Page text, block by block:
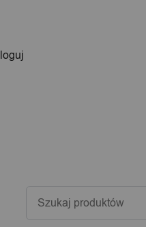
Wyszukiwarka
produktów